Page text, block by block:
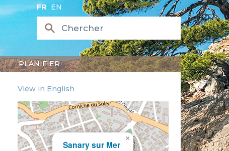
FR EN
PLANIFIER
View in English
Sanary sur Mer
×